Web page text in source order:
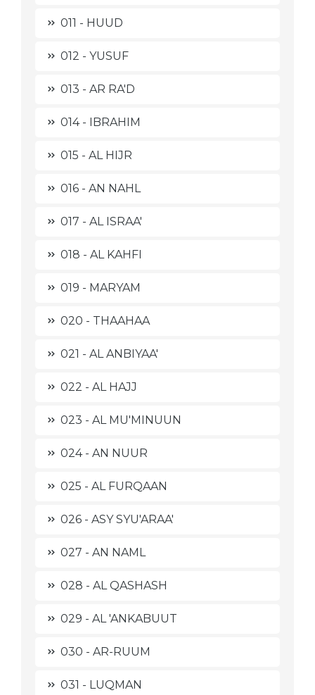
011 - HUUD
012 - YUSUF
013 - AR RA'D
014 - IBRAHIM
015 - AL HIJR
016 - AN NAHL
017 - AL ISRAA'
018 - AL KAHFI
019 - MARYAM
020 - THAAHAA
021 - AL ANBIYAA'
022 - AL HAJJ
023 - AL MU'MINUUN
024 - AN NUUR
025 - AL FURQAAN
026 - ASY SYU'ARAA'
027 - AN NAML
028 - AL QASHASH
029 - AL 'ANKABUUT
030 - AR-RUUM
031 - LUQMAN